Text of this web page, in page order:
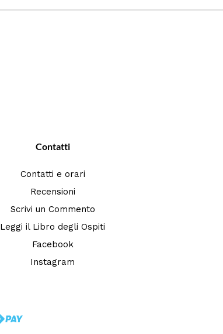
Contatti
Contatti e orari
Recensioni
Scrivi un Commento
Leggi il Libro degli Ospiti
Facebook
Instagram